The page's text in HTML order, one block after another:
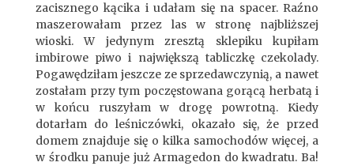
zacisznego kącika i udałam się na spacer. Raźno
maszerowałam przez las w stronę najbliższej
wioski. W jedynym zresztą sklepiku kupiłam
imbirowe piwo i największą tabliczkę czekolady.
Pogawędziłam jeszcze ze sprzedawczynią, a nawet
zostałam przy tym poczęstowana gorącą herbatą i
w końcu ruszyłam w drogę powrotną. Kiedy
dotarłam do leśniczówki, okazało się, że przed
domem znajduje się o kilka samochodów więcej, a
w środku panuje już Armagedon do kwadratu. Ba!